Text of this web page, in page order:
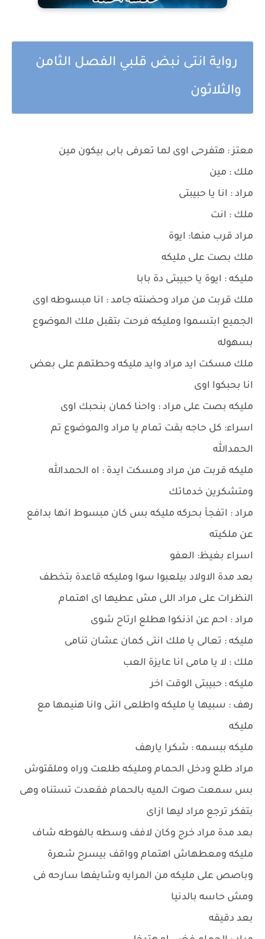
رواية انتى نبض قلبي الفصل الثامن
والثلاثون
معتز : هتفرحى اوى لما تعرفى بابى بيكون مين
ملك : مين
مراد : انا يا حبيبتى
ملك : انت
مراد قرب منها: ايوة
ملك بصت على مليكه
مليكه : ايوة يا حبيبتى دة بابا
ملك قربت من مراد وحضنته جامد : انا مبسوطه اوى
الجميع ابتسموا ومليكه فرحت بتقبل ملك الموضوع
بسهوله
ملك مسكت ايد مراد وايد مليكه وحطتهم على بعض
انا بحبكوا اوى
مليكه بصت على مراد : واحنا كمان بنحبك اوى
اسراء: كل حاجه بقت تمام يا مراد والموضوع تم
الحمدالله
مليكه قربت من مراد ومسكت ايدة : اه الحمدالله
ومتشكرين خدماتك
مراد : اتفجأ بحركه مليكه بس كان مبسوط انها بدافع
عن ملكيته
اسراء بغيظ: العفو
بعد مدة الاولاد بيلعبوا سوا ومليكه قاعدة بتخطف
النظرات على مراد اللى مش عطيها اى اهتمام
مراد : احم عن اذنكوا هطلع ارتاح شوى
مليكه : تعالى يا ملك انتى كمان عشان تنامى
ملك : لا يا مامى انا عايزة العب
مليكه : حبيبتى الوقت اخر
رهف : سبيها يا مليكه واطلعى انتى وانا هنيمها مع
مليكه
مليكه ببسمه : شكرا يارهف
مراد طلع ودخل الحمام ومليكه طلعت وراه وملقتوش
بس سمعت صوت الميه بالحمام فقعدت تستناه وهى
بتفكر ترجع مراد ليها ازاى
بعد مدة مراد خرج وكان لافف وسطه بالفوطه شاف
مليكه ومعطهاش اهتمام وواقف بيسرح شعرة
وباصص على مليكه من المرايه وشايفها سارحه فى
ومش حاسه بالدنيا
بعد دقيقه